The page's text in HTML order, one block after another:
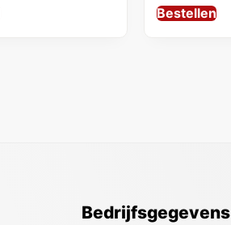
Bestellen
Bedrijfsgegevens